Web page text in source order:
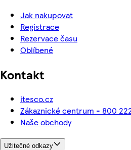
Jak nakupovat
Registrace
Rezervace času
Oblíbené
Kontakt
itesco.cz
Zákaznické centrum - 800
Naše obchody
Užitečné odkazy